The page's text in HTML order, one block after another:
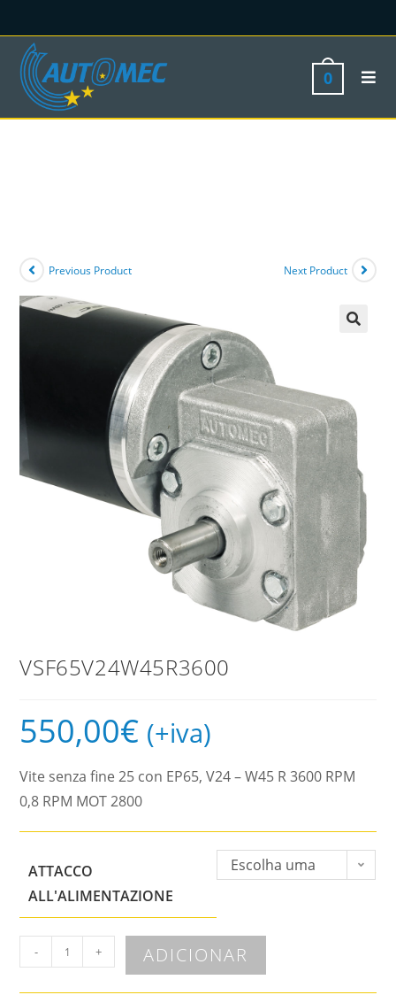
0
Previous Product Next Product
VSF65V24W45R3600
550,00€ (+iva)
Vite senza fine 25 con EP65, V24 – W45 R 3600 RPM
0,8 RPM MOT 2800
ATTACCO
ALL'ALIMENTAZIONE
Escolha uma
- + ADICIONAR